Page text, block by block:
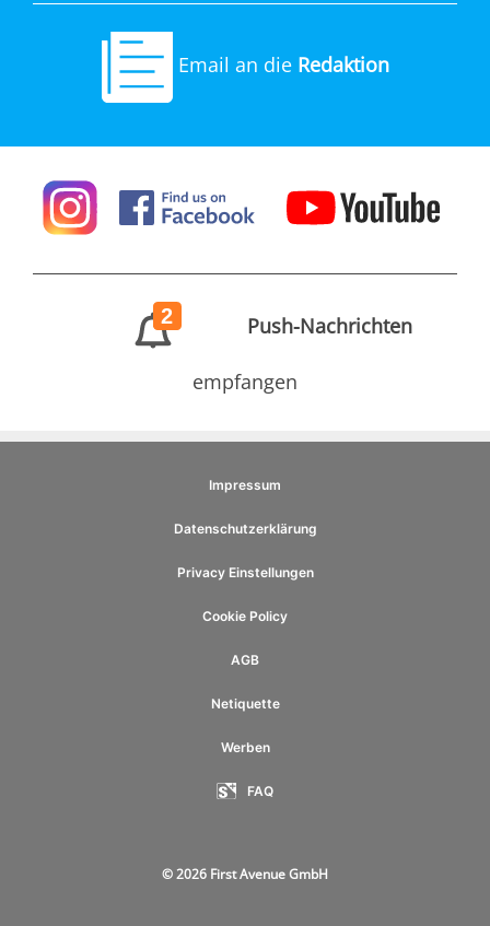
Email an die Redaktion
2 Push-Nachrichten
empfangen
Impressum
Datenschutzerklärung
Privacy Einstellungen
Cookie Policy
AGB
Netiquette
Werben
FAQ
© 2026 First Avenue GmbH